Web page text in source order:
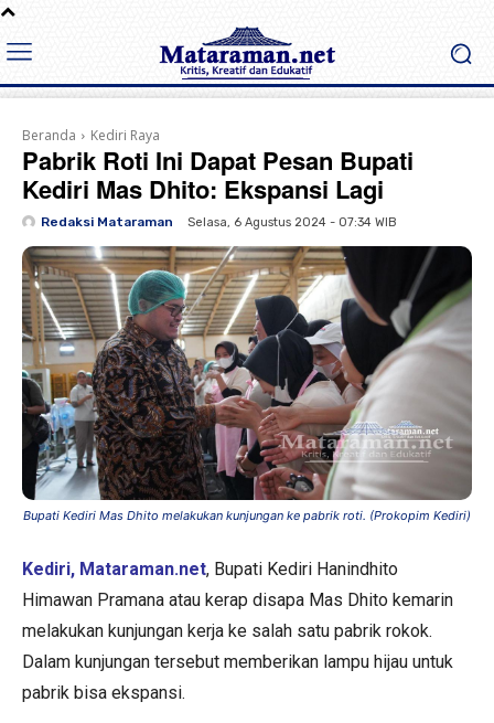
Beranda Kediri Raya
Pabrik Roti Ini Dapat Pesan Bupati
Kediri Mas Dhito: Ekspansi Lagi
Redaksi Mataraman Selasa, 6 Agustus 2024 - 07:34 WIB
Bupati Kediri Mas Dhito melakukan kunjungan ke pabrik roti. (Prokopim Kediri)
Kediri, Mataraman.net, Bupati Kediri Hanindhito
Himawan Pramana atau kerap disapa Mas Dhito kemarin
melakukan kunjungan kerja ke salah satu pabrik rokok.
Dalam kunjungan tersebut memberikan lampu hijau untuk
pabrik bisa ekspansi.